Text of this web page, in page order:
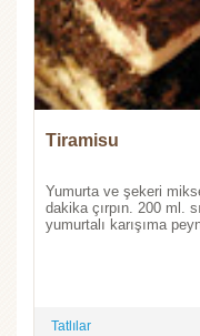
Tiramisu
Yumurta ve şekeri
dakika çırpın. 200 ml.
yumurtalı karışıma
Tatlılar